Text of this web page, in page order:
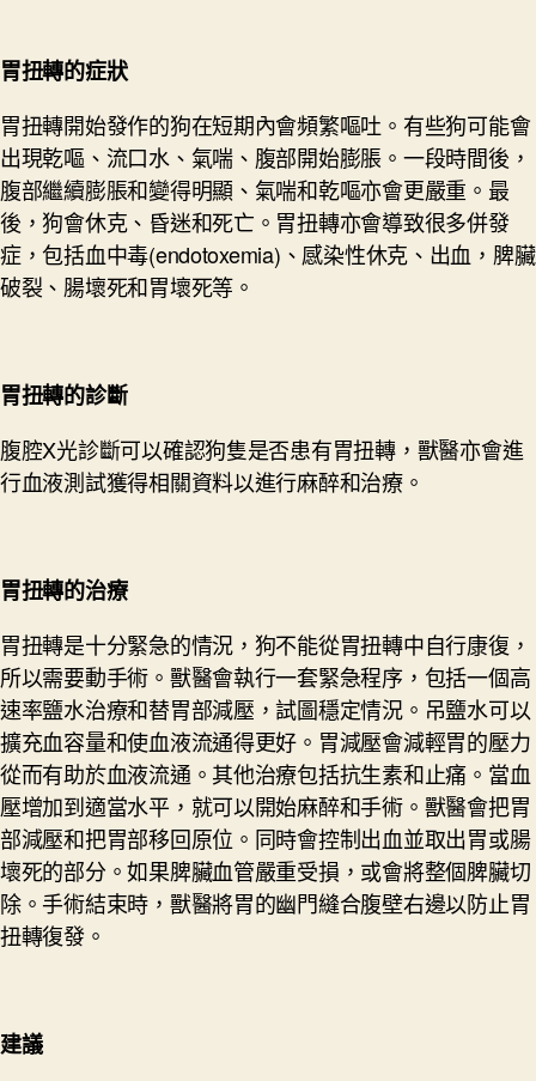
胃扭轉的症狀
胃扭轉開始發作的狗在短期內會頻繁嘔吐。有些狗可能會
出現乾嘔、流口水、氣喘、腹部開始膨脹。一段時間後，
腹部繼續膨脹和變得明顯、氣喘和乾嘔亦會更嚴重。最
後，狗會休克、昏迷和死亡。胃扭轉亦會導致很多併發
症，包括血中毒(endotoxemia)、感染性休克、出血，脾臟
破裂、腸壞死和胃壞死等。
胃扭轉的診斷
腹腔X光診斷可以確認狗隻是否患有胃扭轉，獸醫亦會進
行血液測試獲得相關資料以進行麻醉和治療。
胃扭轉的治療
胃扭轉是十分緊急的情況，狗不能從胃扭轉中自行康復，
所以需要動手術。獸醫會執行一套緊急程序，包括一個高
速率鹽水治療和替胃部減壓，試圖穩定情況。吊鹽水可以
擴充血容量和使血液流通得更好。胃減壓會減輕胃的壓力
從而有助於血液流通。其他治療包括抗生素和止痛。當血
壓增加到適當水平，就可以開始麻醉和手術。獸醫會把胃
部減壓和把胃部移回原位。同時會控制出血並取出胃或腸
壞死的部分。如果脾臟血管嚴重受損，或會將整個脾臟切
除。手術結束時，獸醫將胃的幽門縫合腹壁右邊以防止胃
扭轉復發。
建議